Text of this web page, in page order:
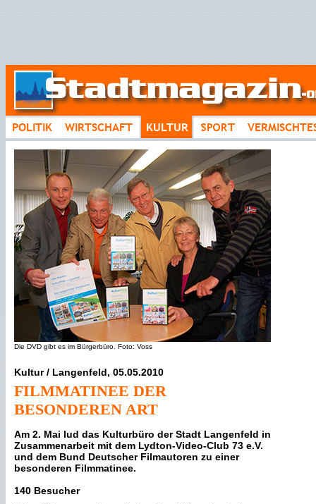
Die DVD gibt es im Bürgerbüro. Foto: Voss
Kultur / Langenfeld, 05.05.2010
FILMMATINEE DER
BESONDEREN ART
Am 2. Mai lud das Kulturbüro der Stadt Langenfeld in
Zusammenarbeit mit dem Lydton-Video-Club 73 e.V.
und dem Bund Deutscher Filmautoren zu einer
besonderen Filmmatinee.
140 Besucher